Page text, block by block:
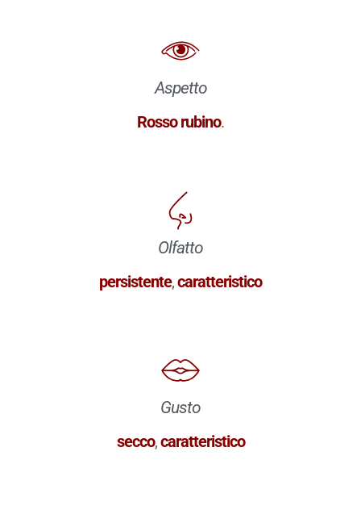
Aspetto
Rosso rubino.
Olfatto
persistente,caratteristico
Gusto
secco,caratteristico